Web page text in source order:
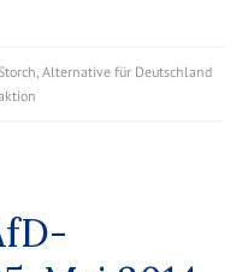
, Alternative für Deutschland